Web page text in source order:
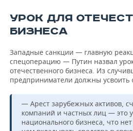
КИБЕРСПОРТ
ФИГУРНОЕ КАТАНИЕ
ВОДНЫЕ ВИДЫ СПОРТА
ХОККЕЙ С МЯЧОМ
КУЛЬТУРА
МЕДИЦИНА
ОБРАЗОВАНИЕ
ПРОИСШЕСТВИЯ
СПИСОК КОМПАНИЙ
УРОК ДЛЯ
БИЗНЕСА
Западные санкции — главную
спецоперацию — Путин назвал
отечественного бизнеса. Из
предприниматели должны
— Арест зарубежных активов,
компаний и частных лиц — это
национального бизнеса, что